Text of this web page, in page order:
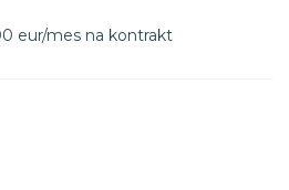
eur/mes na kontrakt